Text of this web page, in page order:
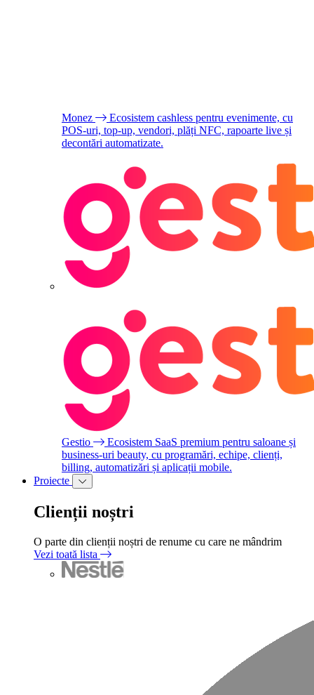
Monez
Ecosistem cashless pentru evenimente, cu
POS-uri, top-up, vendori, plăți NFC, rapoarte live și
decontări automatizate.
Gestio
Ecosistem SaaS premium pentru saloane și
business-uri beauty, cu programări, echipe, clienți,
billing, automatizări și aplicații mobile.
Proiecte
Clienții noștri
O parte din clienții noștri de renume cu care ne mândrim
Vezi toată lista